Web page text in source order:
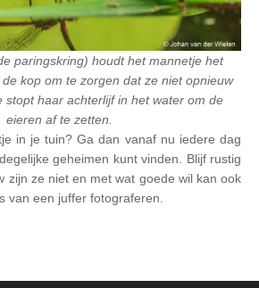
paringskring) houdt het mannetje het
kop om te zorgen dat ze niet opnieuw
stopt haar achterlijf in het water om de
eieren af te zetten.
in je tuin? Ga dan vanaf nu iedere dag
geheimen kunt vinden. Blijf rustig
zijn ze niet en met wat goede wil kan ook
van een juffer fotograferen.